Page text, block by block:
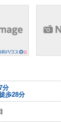
分
歩28分